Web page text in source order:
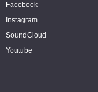
Facebook
Instagram
SoundCloud
Youtube